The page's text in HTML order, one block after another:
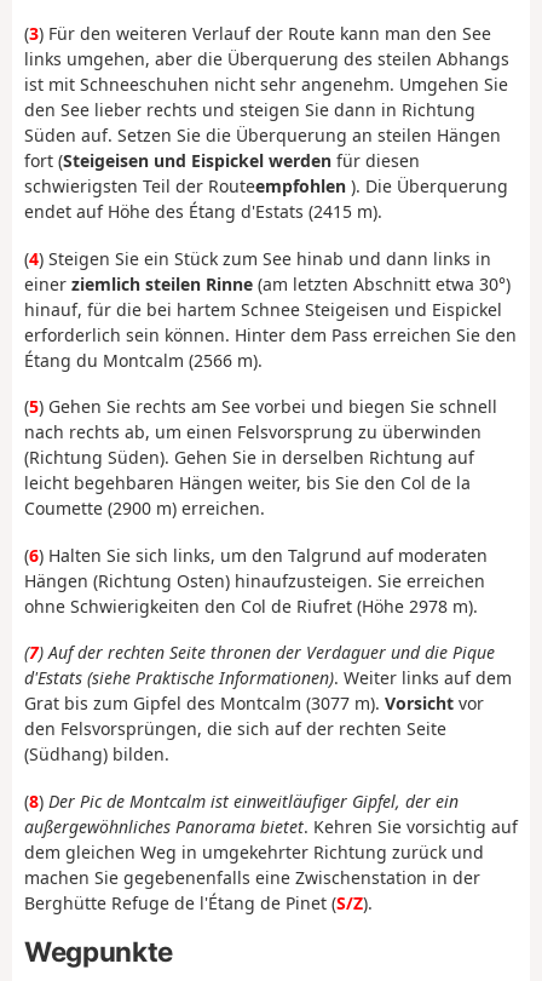
(3) Für den weiteren Verlauf der Route kann man den See
links umgehen, aber die Überquerung des steilen Abhangs
ist mit Schneeschuhen nicht sehr angenehm. Umgehen Sie
den See lieber rechts und steigen Sie dann in Richtung
Süden auf. Setzen Sie die Überquerung an steilen Hängen
fort (Steigeisen und Eispickel werden für diesen
schwierigsten Teil der Routeempfohlen ). Die Überquerung
endet auf Höhe des Étang d'Estats (2415 m).
(4) Steigen Sie ein Stück zum See hinab und dann links in
einer ziemlich steilen Rinne (am letzten Abschnitt etwa 30°)
hinauf, für die bei hartem Schnee Steigeisen und Eispickel
erforderlich sein können. Hinter dem Pass erreichen Sie den
Étang du Montcalm (2566 m).
(5) Gehen Sie rechts am See vorbei und biegen Sie schnell
nach rechts ab, um einen Felsvorsprung zu überwinden
(Richtung Süden). Gehen Sie in derselben Richtung auf
leicht begehbaren Hängen weiter, bis Sie den Col de la
Coumette (2900 m) erreichen.
(6) Halten Sie sich links, um den Talgrund auf moderaten
Hängen (Richtung Osten) hinaufzusteigen. Sie erreichen
ohne Schwierigkeiten den Col de Riufret (Höhe 2978 m).
(7) Auf der rechten Seite thronen der Verdaguer und die Pique
d'Estats (siehe Praktische Informationen). Weiter links auf dem
Grat bis zum Gipfel des Montcalm (3077 m). Vorsicht vor
den Felsvorsprüngen, die sich auf der rechten Seite
(Südhang) bilden.
(8) Der Pic de Montcalm ist einweitläufiger Gipfel, der ein
außergewöhnliches Panorama bietet. Kehren Sie vorsichtig auf
dem gleichen Weg in umgekehrter Richtung zurück und
machen Sie gegebenenfalls eine Zwischenstation in der
Berghütte Refuge de l'Étang de Pinet (S/Z).
Wegpunkte